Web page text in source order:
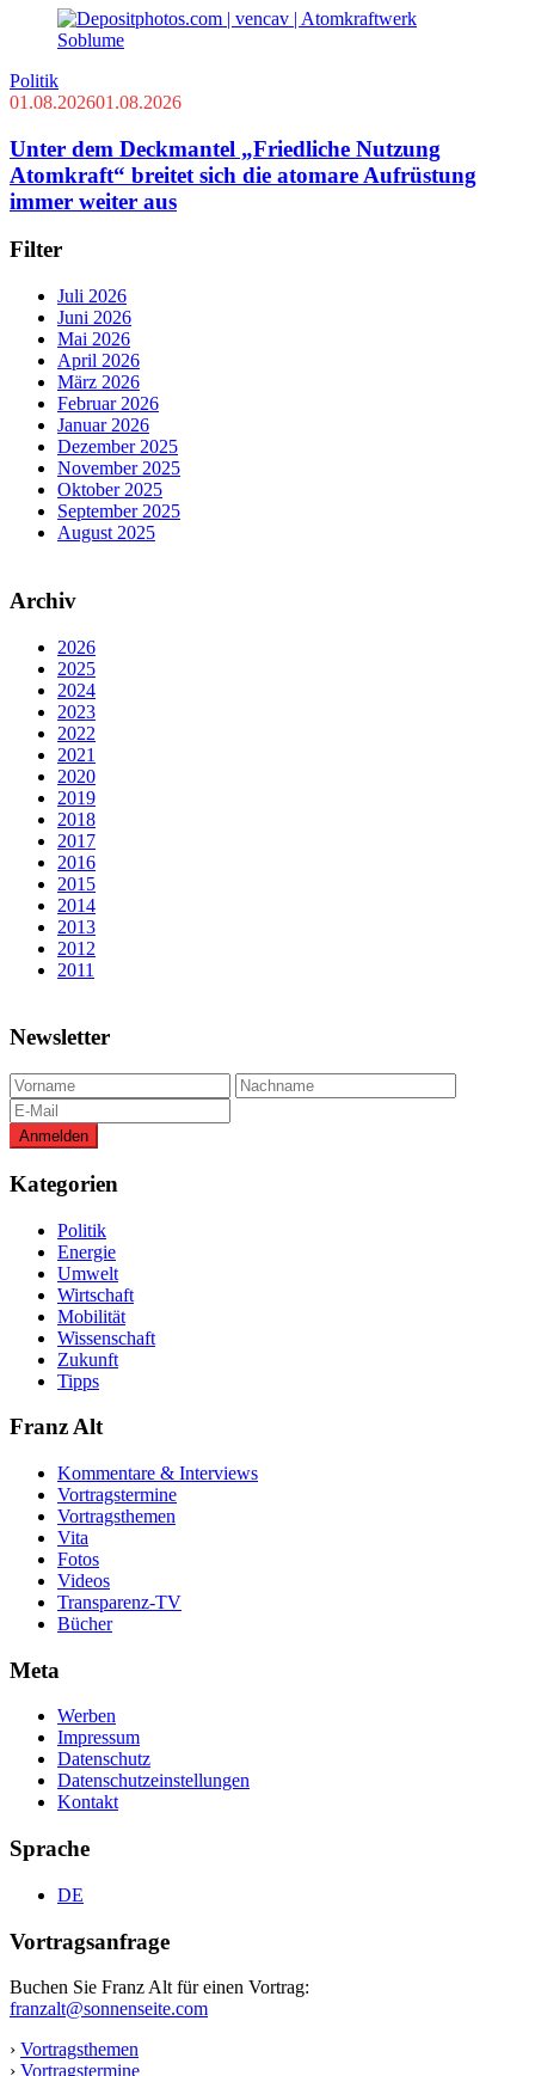
Politik
01.08.202601.08.2026
Unter dem Deckmantel „Friedliche Nutzung
Atomkraft“ breitet sich die atomare Aufrüstung
immer weiter aus
Filter
Juli 2026
Juni 2026
Mai 2026
April 2026
März 2026
Februar 2026
Januar 2026
Dezember 2025
November 2025
Oktober 2025
September 2025
August 2025
Archiv
2026
2025
2024
2023
2022
2021
2020
2019
2018
2017
2016
2015
2014
2013
2012
2011
Newsletter
Kategorien
Politik
Energie
Umwelt
Wirtschaft
Mobilität
Wissenschaft
Zukunft
Tipps
Franz Alt
Kommentare & Interviews
Vortragstermine
Vortragsthemen
Vita
Fotos
Videos
Transparenz-TV
Bücher
Meta
Werben
Impressum
Datenschutz
Datenschutzeinstellungen
Kontakt
Sprache
DE
Vortragsanfrage
Buchen Sie Franz Alt für einen Vortrag:
franzalt@sonnenseite.com
› Vortragsthemen
› Vortragstermine